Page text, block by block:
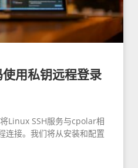
用私钥远程登录
Linux SSH服务与cpolar相
连接。我们将从安装和配置